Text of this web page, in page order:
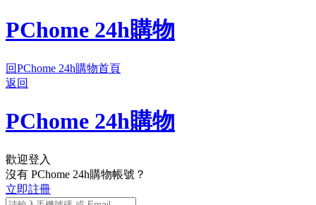
PChome 24h購物
回PChome 24h購物首頁
返回
PChome 24h購物
歡迎登入
沒有 PChome 24h購物帳號？
立即註冊